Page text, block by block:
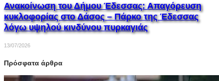
Ανακοίνωση του Δήμου Έδεσσας: Απαγόρευση
κυκλοφορίας στο Δάσος – Πάρκο της Έδεσσας
λόγω υψηλού κινδύνου πυρκαγιάς
13/07/2026
Πρόσφατα άρθρα